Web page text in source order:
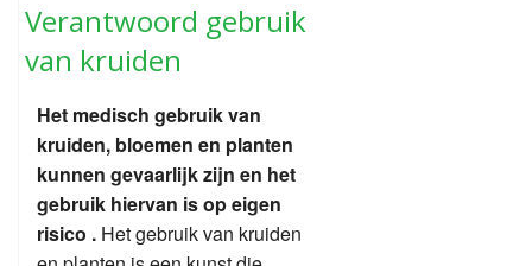
Verantwoord gebruik
van kruiden
Het medisch gebruik van
kruiden, bloemen en planten
kunnen gevaarlijk zijn en het
gebruik hiervan is op eigen
risico . Het gebruik van kruiden